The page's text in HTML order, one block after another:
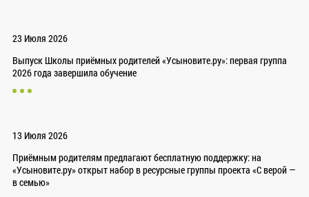
23 Июля 2026
Выпуск Школы приёмных родителей «Усыновите.ру»: первая группа
2026 года завершила обучение
13 Июля 2026
Приёмным родителям предлагают бесплатную поддержку: на
«Усыновите.ру» открыт набор в ресурсные группы проекта «С верой —
в семью»